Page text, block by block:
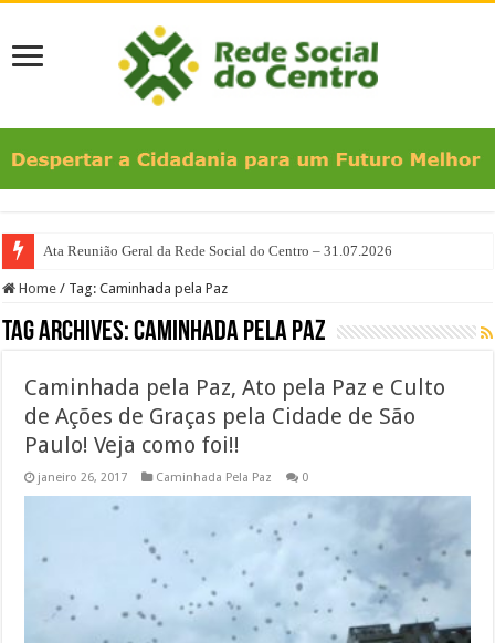
Ata Reunião Geral da Rede Social do Centro – 31.07.2026
Home / Tag:Caminhada pela Paz
Tag Archives:Caminhada pela Paz
Caminhada pela Paz, Ato pela Paz e Culto
de Ações de Graças pela Cidade de São
Paulo! Veja como foi!!
janeiro 26, 2017 Caminhada Pela Paz 0